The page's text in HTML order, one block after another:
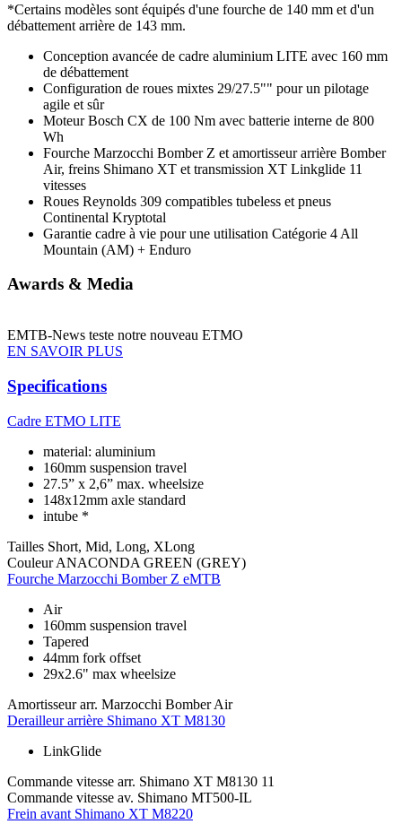
*Certains modèles sont équipés d'une fourche de 140 mm et d'un
débattement arrière de 143 mm.
Conception avancée de cadre aluminium LITE avec 160 mm
de débattement
Configuration de roues mixtes 29/27.5"" pour un pilotage
agile et sûr
Moteur Bosch CX de 100 Nm avec batterie interne de 800
Wh
Fourche Marzocchi Bomber Z et amortisseur arrière Bomber
Air, freins Shimano XT et transmission XT Linkglide 11
vitesses
Roues Reynolds 309 compatibles tubeless et pneus
Continental Kryptotal
Garantie cadre à vie pour une utilisation Catégorie 4 All
Mountain (AM) + Enduro
Awards & Media
EMTB-News teste notre nouveau ETMO
EN SAVOIR PLUS
Specifications
Cadre ETMO LITE
material: aluminium
160mm suspension travel
27.5” x 2,6” max. wheelsize
148x12mm axle standard
intube *
Tailles Short, Mid, Long, XLong
Couleur ANACONDA GREEN (GREY)
Fourche Marzocchi Bomber Z eMTB
Air
160mm suspension travel
Tapered
44mm fork offset
29x2.6" max wheelsize
Amortisseur arr. Marzocchi Bomber Air
Derailleur arrière Shimano XT M8130
LinkGlide
Commande vitesse arr. Shimano XT M8130 11
Commande vitesse av. Shimano MT500-IL
Frein avant Shimano XT M8220